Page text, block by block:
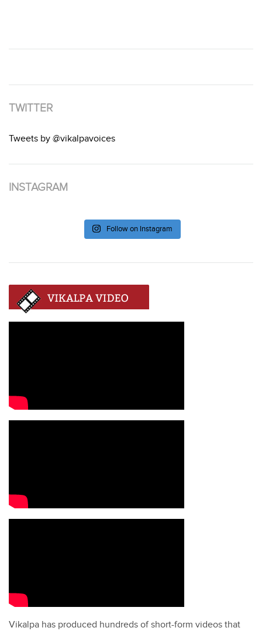
TWITTER
Tweets by @vikalpavoices
INSTAGRAM
Follow on Instagram
Vikalpa has produced hundreds of short-form videos that